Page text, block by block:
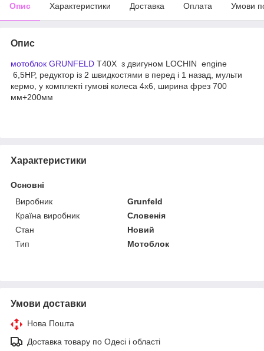
Опис Характеристики Доставка Оплата Умови
Опис
мотоблок GRUNFELD T40X з двигуном LOCHIN engine
6,5HP, редуктор із 2 швидкостями в перед і 1 назад, мульти
кермо, у комплекті гумові колеса 4х6, ширина фрез 700
мм+200мм
Характеристики
Основні
Виробник
Grunfeld
Країна виробник
Словенія
Стан
Новий
Тип
Мотоблок
Умови доставки
Нова Пошта
Доставка товару по Одесі і області